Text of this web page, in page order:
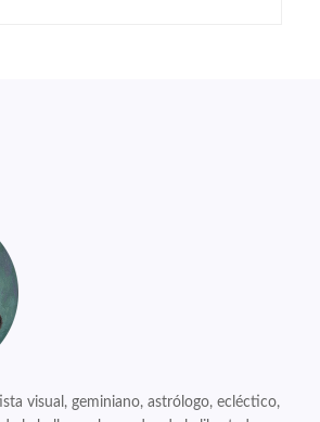
visual, geminiano, astrólogo, ecléctico,